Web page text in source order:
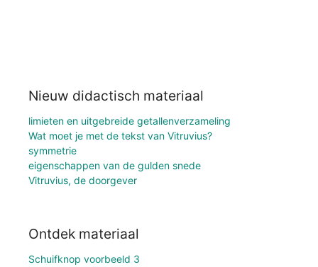
Nieuw didactisch materiaal
limieten en uitgebreide getallenverzameling
Wat moet je met de tekst van Vitruvius?
symmetrie
eigenschappen van de gulden snede
Vitruvius, de doorgever
Ontdek materiaal
Schuifknop voorbeeld 3